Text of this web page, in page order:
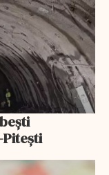
Pitești